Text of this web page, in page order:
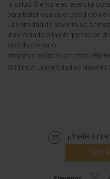
la salud. Siempre es esencial
para tratar cualquier condición o
Universidad de Navarra no se
inapropiado o la interpretación
este diccionario.
Infografías realizadas con https://
© Clínica Universidad de Navarra
¡Únete a